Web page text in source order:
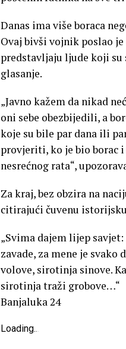
Danas ima više boraca
Ovaj bivši vojnik poslao
predstavljaju ljude koji su
glasanje.
„Javno kažem da nikad
oni sebe obezbijedili, a
koje su bile par dana ili
provjeriti, ko je bio borac
nesrećnog rata“,
Za kraj, bez obzira na
citirajući čuvenu
„Svima dajem lijep
zavade, za mene je svako
volove, sirotinja sinove.
sirotinja traži grobove…“
Banjaluka 24
Loading..